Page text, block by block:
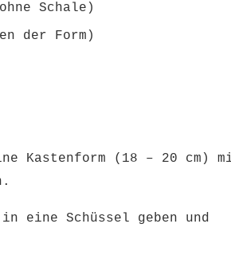
Schale)
der Form)
Kastenform (18 – 20 cm)
eine Schüssel geben und